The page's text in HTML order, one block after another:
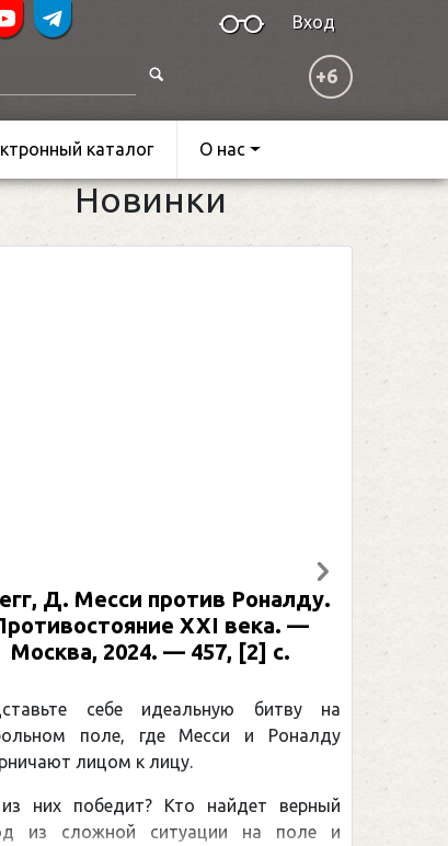
Вход
+6
каталог О нас
Новинки
И. Я. Александр Овечкин
биография. —
2024 (макет 2025). — 133,
Спорт)
великому канадцу Уэйну
— едва ли не самая обсуждаемая
Следующий